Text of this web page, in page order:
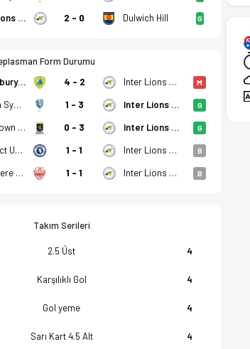
ve iddaa oranları Ofsayt'ta. (13.06.2026)
Inter Lions FC 2 - 0 Dulwich Hill G
Form Durumu
Canterbury Bankstown FC 4 - 2 Inter Lions FC M
Hakoah Sydney City East FC 1 - 3 Inter Lions FC G
Bankstown City FK 0 - 3 Inter Lions FC G
Prospect United 1 - 1 Inter Lions FC B
Rydalmere Lions FC 1 - 1 Inter Lions FC B
Takım Serileri
2.5 Üst 4
Karşılıklı Gol 4
Gol yeme 4
Sarı Kart 4.5 Alt 4